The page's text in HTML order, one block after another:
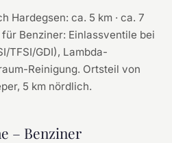
Hardegsen: ca. 5 km · ca. 7
Benziner: Einlassventile bei
TFSI/GDI), Lambda-
Reinigung. Ortsteil von
5 km nördlich.
– Benziner